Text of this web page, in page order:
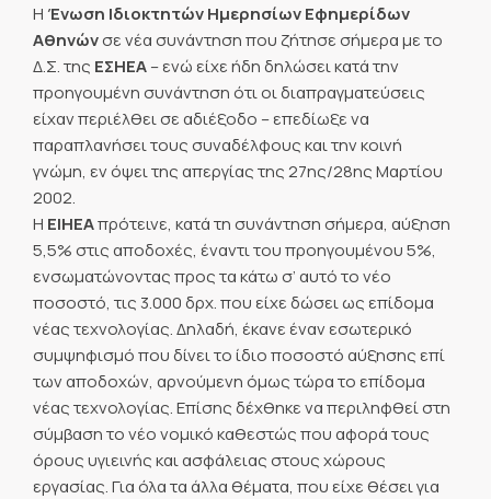
Η Ένωση Ιδιοκτητών Ημερησίων Εφημερίδων
Αθηνώνσε νέα συνάντηση που ζήτησε σήμερα με το
Δ.Σ. της ΕΣΗΕΑ– ενώ είχε ήδη δηλώσει κατά την
προηγουμένη συνάντηση ότι οι διαπραγματεύσεις
είχαν περιέλθει σε αδιέξοδο – επεδίωξε να
παραπλανήσει τους συναδέλφους και την κοινή
γνώμη, εν όψει της απεργίας της 27ης/28ης Μαρτίου
2002.
Η ΕΙΗΕΑπρότεινε, κατά τη συνάντηση σήμερα, αύξηση
5,5% στις αποδοχές, έναντι του προηγουμένου 5%,
ενσωματώνοντας προς τα κάτω σ’ αυτό το νέο
ποσοστό, τις 3.000 δρχ. που είχε δώσει ως επίδομα
νέας τεχνολογίας. Δηλαδή, έκανε έναν εσωτερικό
συμψηφισμό που δίνει το ίδιο ποσοστό αύξησης επί
των αποδοχών, αρνούμενη όμως τώρα το επίδομα
νέας τεχνολογίας. Επίσης δέχθηκε να περιληφθεί στη
σύμβαση το νέο νομικό καθεστώς που αφορά τους
όρους υγιεινής και ασφάλειας στους χώρους
εργασίας. Για όλα τα άλλα θέματα, που είχε θέσει για